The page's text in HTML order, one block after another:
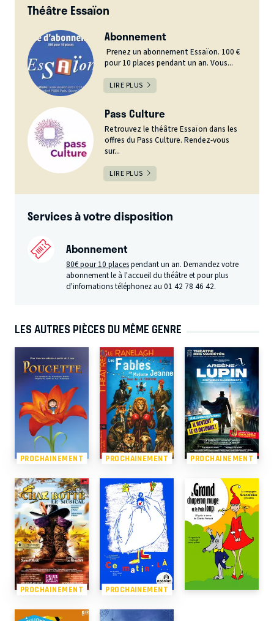
Théâtre Essaïon
Abonnement
Prenez un abonnement Essaïon. 100 €
pour 10 places pendant un an. Vous...
LIRE PLUS
Pass Culture
Retrouvez le théâtre Essaïon dans les
offres du Pass Culture. Rendez-vous
sur...
LIRE PLUS
Services à votre disposition
Abonnement
80€ pour 10 placespendant un an. Demandez votre
abonnement le à l'accueil du théâtre et pour plus
d'infomations téléphonez au 01 42 78 46 42.
LES AUTRES PIÈCES DU MÊME GENRE
PROCHAINEMENT PROCHAINEMENT PROCHAINEMENT
PROCHAINEMENT PROCHAINEMENT